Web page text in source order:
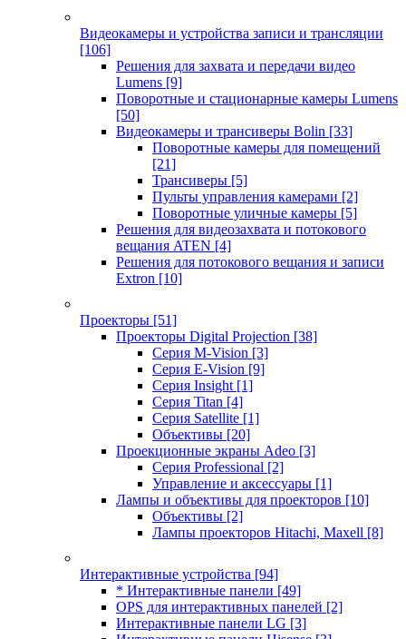
Видеокамеры и устройства записи и трансляции
[106]
Решения для захвата и передачи видео
Lumens [9]
Поворотные и стационарные камеры Lumens
[50]
Видеокамеры и трансиверы Bolin [33]
Поворотные камеры для помещений
[21]
Трансиверы [5]
Пульты управления камерами [2]
Поворотные уличные камеры [5]
Решения для видеозахвата и потокового
вещания ATEN [4]
Решения для потокового вещания и записи
Extron [10]
Проекторы [51]
Проекторы Digital Projection [38]
Серия M-Vision [3]
Серия E-Vision [9]
Серия Insight [1]
Серия Titan [4]
Серия Satellite [1]
Объективы [20]
Проекционные экраны Adeo [3]
Серия Professional [2]
Управление и аксессуары [1]
Лампы и объективы для проекторов [10]
Объективы [2]
Лампы проекторов Hitachi, Maxell [8]
Интерактивные устройства [94]
* Интерактивные панели [49]
OPS для интерактивных панелей [2]
Интерактивные панели LG [3]